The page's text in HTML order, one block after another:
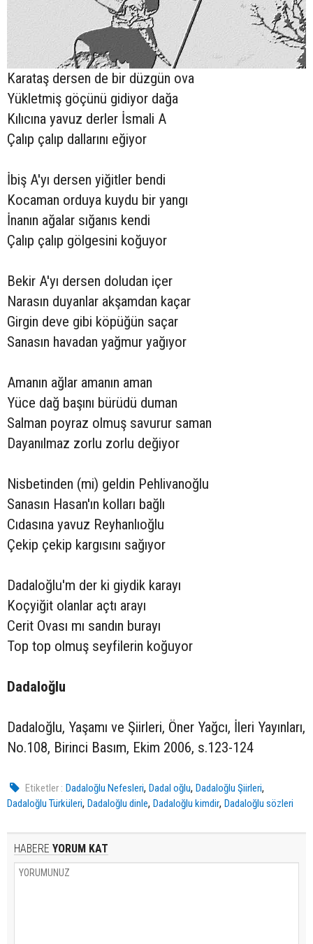
Karataş dersen de bir düzgün ova
Yükletmiş göçünü gidiyor dağa
Kılıcına yavuz derler İsmali A
Çalıp çalıp dallarını eğiyor
İbiş A'yı dersen yiğitler bendi
Kocaman orduya kuydu bir yangı
İnanın ağalar sığanıs kendi
Çalıp çalıp gölgesini koğuyor
Bekir A'yı dersen doludan içer
Narasın duyanlar akşamdan kaçar
Girgin deve gibi köpüğün saçar
Sanasın havadan yağmur yağıyor
Amanın ağlar amanın aman
Yüce dağ başını bürüdü duman
Salman poyraz olmuş savurur saman
Dayanılmaz zorlu zorlu değiyor
Nisbetinden (mi) geldin Pehlivanoğlu
Sanasın Hasan'ın kolları bağlı
Cıdasına yavuz Reyhanlıoğlu
Çekip çekip kargısını sağıyor
Dadaloğlu'm der ki giydik karayı
Koçyiğit olanlar açtı arayı
Cerit Ovası mı sandın burayı
Top top olmuş seyfilerin koğuyor
Dadaloğlu
Dadaloğlu, Yaşamı ve Şiirleri, Öner Yağcı, İleri Yayınları,
No.108, Birinci Basım, Ekim 2006, s.123-124
Etiketler : Dadaloğlu Nefesleri,Dadal oğlu,Dadaloğlu Şiirleri,
Dadaloğlu Türküleri, Dadaloğlu dinle, Dadaloğlu kimdir, Dadaloğlu sözleri
HABERE YORUM KAT